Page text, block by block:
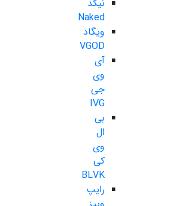
نیکد
Naked
ویگاد
VGOD
آی
وی
جی
IVG
بی
ال
وی
کی
BLVK
رایپ